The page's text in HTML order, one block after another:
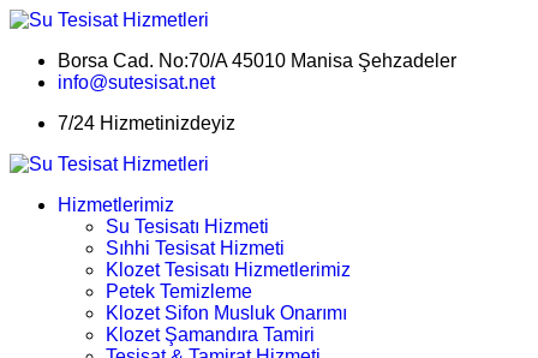
Borsa Cad. No:70/A 45010 Manisa Şehzadeler
info@sutesisat.net
7/24 Hizmetinizdeyiz
Hizmetlerimiz
Su Tesisatı Hizmeti
Sıhhi Tesisat Hizmeti
Klozet Tesisatı Hizmetlerimiz
Petek Temizleme
Klozet Sifon Musluk Onarımı
Klozet Şamandıra Tamiri